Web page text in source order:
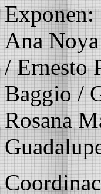
Exponen:
Ana
/ Ernesto
Baggio /
Rosana